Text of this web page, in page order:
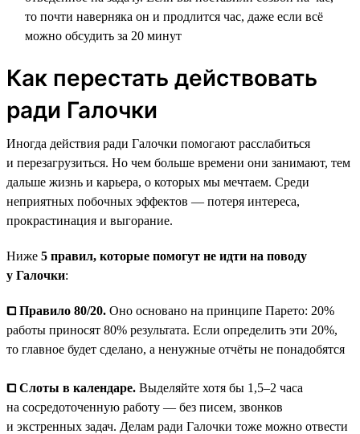
то почти наверняка он и продлится час, даже если всё
можно обсудить за 20 минут
Как перестать действовать
ради Галочки
Иногда действия ради Галочки помогают расслабиться
и перезагрузиться. Но чем больше времени они занимают, тем
дальше жизнь и карьера, о которых мы мечтаем. Среди
неприятных побочных эффектов — потеря интереса,
прокрастинация и выгорание.
Ниже 5 правил, которые помогут не идти на поводу
у Галочки:
⧠ Правило 80/20. Оно основано на принципе Парето: 20%
работы приносят 80% результата. Если определить эти 20%,
то главное будет сделано, а ненужные отчёты не понадобятся
⧠ Слоты в календаре. Выделяйте хотя бы 1,5–2 часа
на сосредоточенную работу — без писем, звонков
и экстренных задач. Делам ради Галочки тоже можно отвести